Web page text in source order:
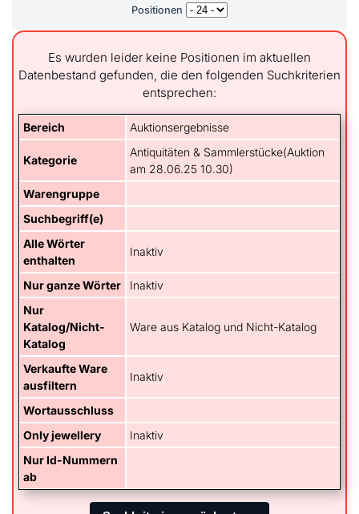
Positionen
Es wurden leider keine Positionen im aktuellen
Datenbestand gefunden, die den folgenden Suchkriterien
entsprechen:
Bereich Auktionsergebnisse
Kategorie
Antiquitäten & Sammlerstücke(Auktion
am 28.06.25 10.30)
Warengruppe
Suchbegriff(e)
Alle Wörter
enthalten
Inaktiv
Nur ganze Wörter
Inaktiv
Nur
Katalog/Nicht-
Katalog
Ware aus Katalog und Nicht-Katalog
Verkaufte Ware
ausfiltern
Inaktiv
Wortausschluss
Only jewellery
Inaktiv
Nur Id-Nummern
ab